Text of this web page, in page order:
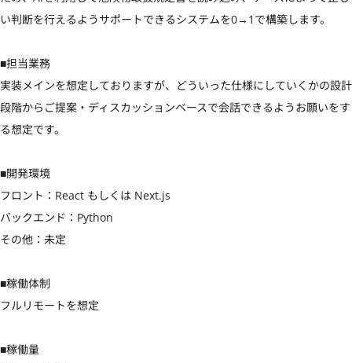
い判断を行えるようサポートできるシステムを0→1で構築します。
■担当業務
実装メインを想定しておりますが、どういった仕様にしていくかの設計
段階からご提案・ディスカッションベースで会話できるようお願いをす
る想定です。
■開発環境
フロント：React もしくは Next.js
バックエンド：Python
その他：未定
■稼働体制
フルリモートを想定
■稼働量